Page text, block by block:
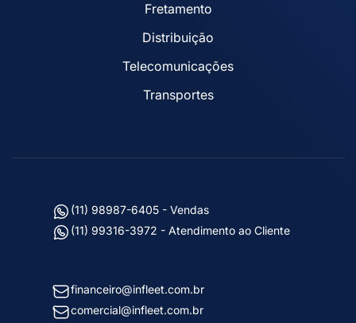
Fretamento
Distribuição
Telecomunicações
Transportes
(11) 98987-6405 - Vendas
(11) 99316-3972 - Atendimento ao Cliente
financeiro@infleet.com.br
comercial@infleet.com.br